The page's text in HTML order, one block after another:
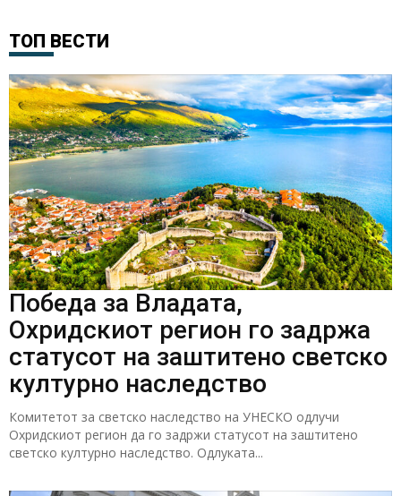
ТОП ВЕСТИ
Победа за Владата,
Охридскиот регион го задржа
статусот на заштитено светско
културно наследство
Комитетот за светско наследство на УНЕСКО одлучи
Охридскиот регион да го задржи статусот на заштитено
светско културно наследство. Одлуката...